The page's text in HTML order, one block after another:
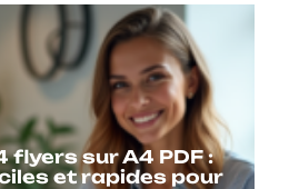
flyers sur A4 PDF :
et rapides pour